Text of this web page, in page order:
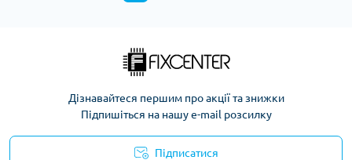
Дізнавайтеся першим про акції та знижки
Підпишіться на нашу e-mail розсилку
Підписатися